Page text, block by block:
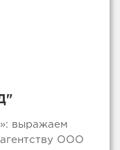
выражаем
ООО